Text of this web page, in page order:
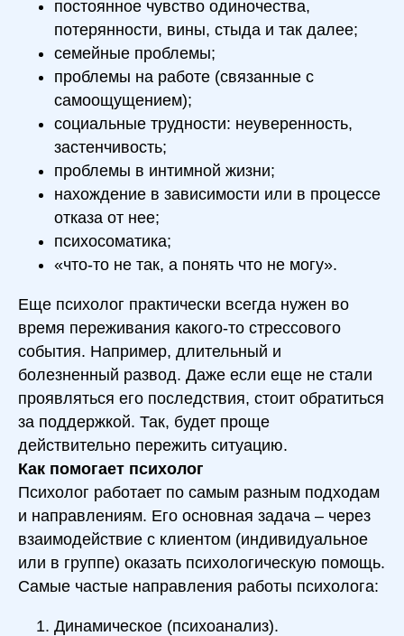
постоянное чувство одиночества,
потерянности, вины, стыда и так далее;
семейные проблемы;
проблемы на работе (связанные с
самоощущением);
социальные трудности: неуверенность,
застенчивость;
проблемы в интимной жизни;
нахождение в зависимости или в процессе
отказа от нее;
психосоматика;
«что-то не так, а понять что не могу».
Еще психолог практически всегда нужен во
время переживания какого-то стрессового
события. Например, длительный и
болезненный развод. Даже если еще не стали
проявляться его последствия, стоит обратиться
за поддержкой. Так, будет проще
действительно пережить ситуацию.
Как помогает психолог
Психолог работает по самым разным подходам
и направлениям. Его основная задача – через
взаимодействие с клиентом (индивидуальное
или в группе) оказать психологическую помощь.
Самые частые направления работы психолога:
Динамическое (психоанализ).